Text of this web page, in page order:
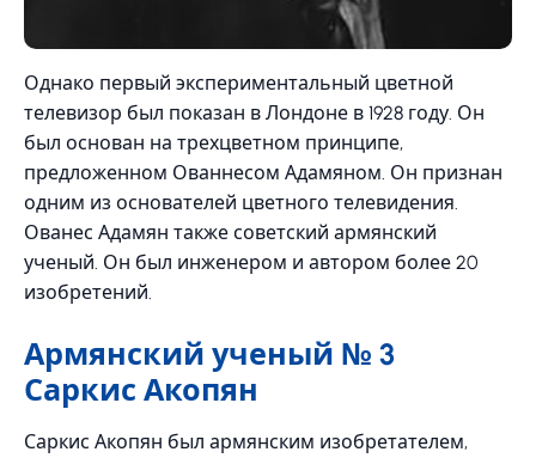
Однако первый экспериментальный цветной
телевизор был показан в Лондоне в 1928 году. Он
был основан на трехцветном принципе,
предложенном Ованнесом Адамяном. Он признан
одним из основателей цветного телевидения.
Ованес Адамян также советский армянский
ученый. Он был инженером и автором более 20
изобретений.
Армянский ученый № 3
Саркис Акопян
Саркис Акопян был армянским изобретателем,